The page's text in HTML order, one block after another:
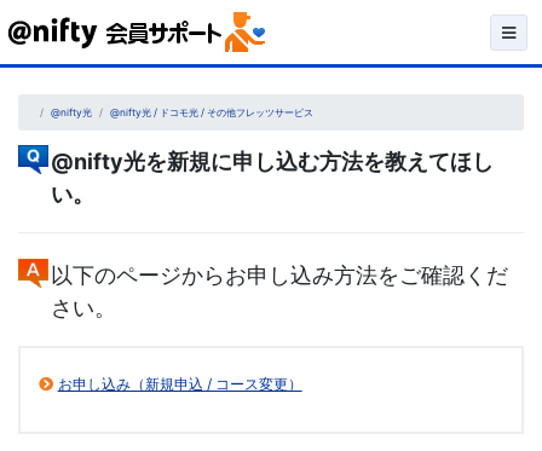
Skip
content @nifty光 @nifty光 / ドコモ光 / その他フレッツサービス
@nifty光を新規に申し込む方法を教えてほし
い。
以下のページからお申し込み方法をご確認くだ
さい。
お申し込み（新規申込 / コース変更）